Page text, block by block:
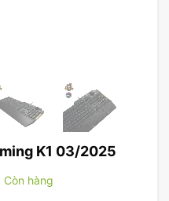
K1 03/2025
Còn hàng